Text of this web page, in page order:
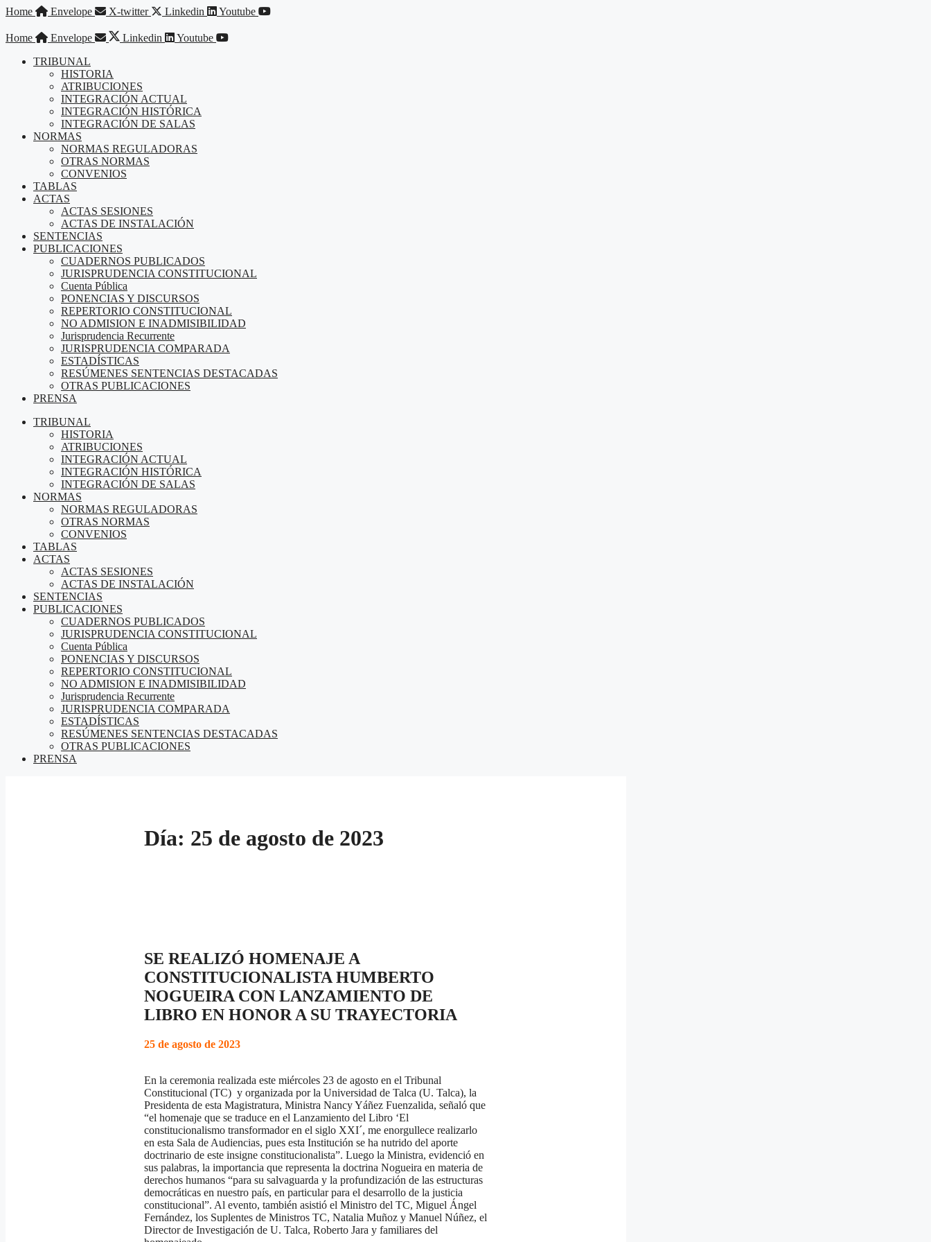
Saltar
contenido
Home Envelope X-twitter Linkedin Youtube
Home Envelope Linkedin
Youtube
TRIBUNAL
HISTORIA
ATRIBUCIONES
INTEGRACIÓN ACTUAL
INTEGRACIÓN HISTÓRICA
INTEGRACIÓN DE SALAS
NORMAS
NORMAS REGULADORAS
OTRAS NORMAS
CONVENIOS
TABLAS
ACTAS
ACTAS SESIONES
ACTAS DE INSTALACIÓN
SENTENCIAS
PUBLICACIONES
CUADERNOS PUBLICADOS
JURISPRUDENCIA CONSTITUCIONAL
Cuenta Pública
PONENCIAS Y DISCURSOS
REPERTORIO CONSTITUCIONAL
NO ADMISION E INADMISIBILIDAD
Jurisprudencia Recurrente
JURISPRUDENCIA COMPARADA
ESTADÍSTICAS
RESÚMENES SENTENCIAS DESTACADAS
OTRAS PUBLICACIONES
PRENSA
TRIBUNAL
HISTORIA
ATRIBUCIONES
INTEGRACIÓN ACTUAL
INTEGRACIÓN HISTÓRICA
INTEGRACIÓN DE SALAS
NORMAS
NORMAS REGULADORAS
OTRAS NORMAS
CONVENIOS
TABLAS
ACTAS
ACTAS SESIONES
ACTAS DE INSTALACIÓN
SENTENCIAS
PUBLICACIONES
CUADERNOS PUBLICADOS
JURISPRUDENCIA CONSTITUCIONAL
Cuenta Pública
PONENCIAS Y DISCURSOS
REPERTORIO CONSTITUCIONAL
NO ADMISION E INADMISIBILIDAD
Jurisprudencia Recurrente
JURISPRUDENCIA COMPARADA
ESTADÍSTICAS
RESÚMENES SENTENCIAS DESTACADAS
OTRAS PUBLICACIONES
PRENSA
Día: 25 de agosto de 2023
SE REALIZÓ HOMENAJE A
CONSTITUCIONALISTA HUMBERTO
NOGUEIRA CON LANZAMIENTO DE
LIBRO EN HONOR A SU TRAYECTORIA
25 de agosto de 2023
En la ceremonia realizada este miércoles 23 de agosto en el Tribunal
Constitucional (TC) y organizada por la Universidad de Talca (U. Talca), la
Presidenta de esta Magistratura, Ministra Nancy Yáñez Fuenzalida, señaló que
“el homenaje que se traduce en el Lanzamiento del Libro ‘El
constitucionalismo transformador en el siglo XXI´, me enorgullece realizarlo
en esta Sala de Audiencias, pues esta Institución se ha nutrido del aporte
doctrinario de este insigne constitucionalista”. Luego la Ministra, evidenció en
sus palabras, la importancia que representa la doctrina Nogueira en materia de
derechos humanos “para su salvaguarda y la profundización de las estructuras
democráticas en nuestro país, en particular para el desarrollo de la justicia
constitucional”. Al evento, también asistió el Ministro del TC, Miguel Ángel
Fernández, los Suplentes de Ministros TC, Natalia Muñoz y Manuel Núñez, el
Director de Investigación de U. Talca, Roberto Jara y familiares del